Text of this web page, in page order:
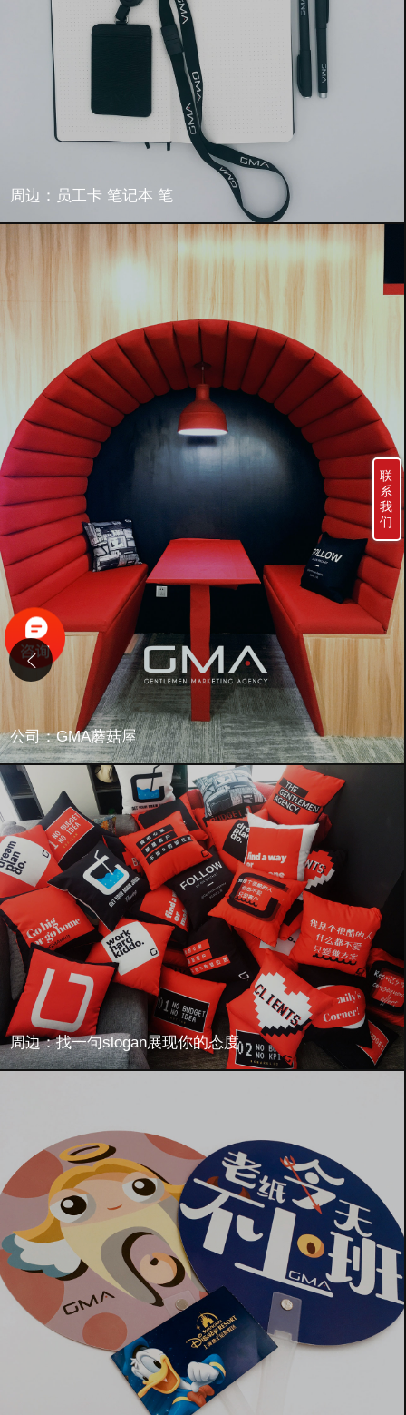
周边：员工卡 笔记本 笔
公司：GMA蘑菇屋
周边：找一句slogan展现你的态度
联
系
我
们